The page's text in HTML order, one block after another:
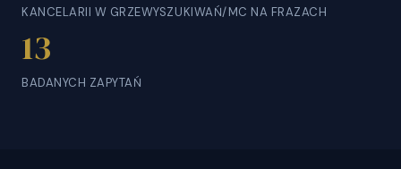
KANCELARII W GRZEWYSZUKIWAŃ/MC NA FRAZACH
13
BADANYCH ZAPYTAŃ